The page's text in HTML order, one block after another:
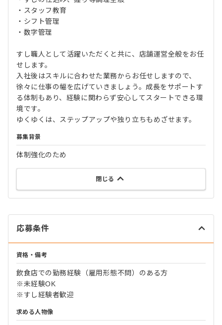
・スタッフ教育
・シフト管理
・数字管理
すし職人として活躍いただくと共に、店舗運営全般をお任
せします。
入社後はスキルに合わせた業務からお任せしますので、
徐々に仕事の幅を広げていきましょう。成長をサポートす
る体制もあり、経験に関わらず安心してスタートできる環
境です。
ゆくゆくは、ステップアップや独り立ちもめざせます。
募集背景
体制強化のため
閉じる
応募条件
資格・備考
飲食店での勤務経験（雇用形態不問）のある方
※未経験OK
※すし経験者歓迎
求める人物像